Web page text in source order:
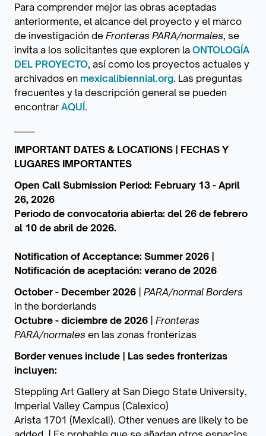
Para comprender mejor las obras aceptadas
anteriormente, el alcance del proyecto y el marco
de investigación de Fronteras PARA/normales, se
invita a los solicitantes que exploren la ONTOLOGÍA
DEL PROYECTO, así como los proyectos actuales y
archivados en mexicalibiennial.org. Las preguntas
frecuentes y la descripción general se pueden
encontrar AQUÍ.
IMPORTANT DATES & LOCATIONS | FECHAS Y
LUGARES IMPORTANTES
Open Call Submission Period: February 13 - April
26, 2026
Periodo de convocatoria abierta: del 26 de febrero
al 10 de abril de 2026.
Notification of Acceptance: Summer 2026 |
Notificación de aceptación: verano de 2026
October - December 2026
PARA/normal Borders
in the borderlands
Octubre - diciembre de 2026
Fronteras
PARA/normales en las zonas fronterizas
Border venues include | Las sedes fronterizas
incluyen:
Steppling Art Gallery at San Diego State University,
Imperial Valley Campus (Calexico)
Arista 1701 (Mexicali). Other venues are likely to be